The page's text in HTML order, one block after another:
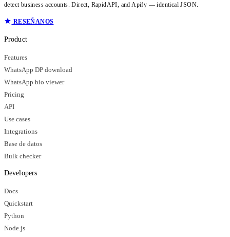
detect business accounts. Direct, RapidAPI, and Apify — identical JSON.
RESEÑANOS
Product
Features
WhatsApp DP download
WhatsApp bio viewer
Pricing
API
Use cases
Integrations
Base de datos
Bulk checker
Developers
Docs
Quickstart
Python
Node.js